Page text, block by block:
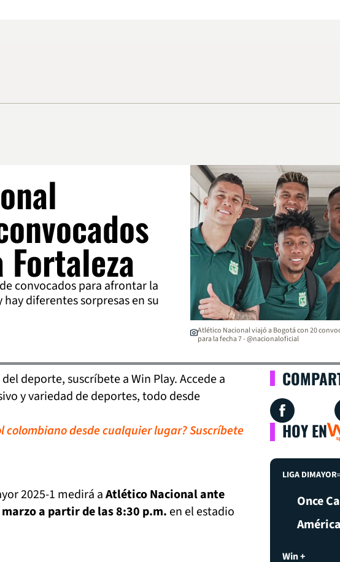
convocados para afrontar la
diferentes sorpresas en su
Atlético Nacional viajó a Bogotá con 20
para la fecha 7 - @nacionaloficial
deporte, suscríbete a Win Play. Accede a
y variedad de deportes, todo desde
colombiano desde cualquier lugar? Suscríbete
2025-1 medirá aAtlético Nacional ante
a partir de las 8:30 p.m. en el estadio
HOY EN
LIGA DIMAYOR
Once
Win +